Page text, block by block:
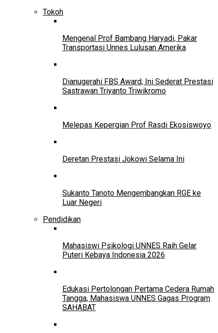
Tokoh
Mengenal Prof Bambang Haryadi, Pakar
Transportasi Unnes Lulusan Amerika
Dianugerahi FBS Award, Ini Sederat Prestasi
Sastrawan Triyanto Triwikromo
Melepas Kepergian Prof Rasdi Ekosiswoyo
Deretan Prestasi Jokowi Selama Ini
Sukanto Tanoto Mengembangkan RGE ke
Luar Negeri
Pendidikan
Mahasiswi Psikologi UNNES Raih Gelar
Puteri Kebaya Indonesia 2026
Edukasi Pertolongan Pertama Cedera Rumah
Tangga, Mahasiswa UNNES Gagas Program
SAHABAT